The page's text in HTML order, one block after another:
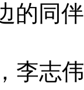
的同伴
李志